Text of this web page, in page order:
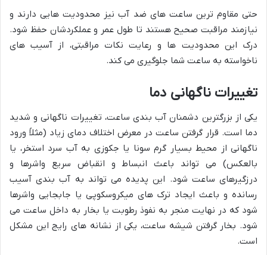
حتی مقاوم ترین ساعت های ضد آب نیز محدودیت هایی دارند و
نیازمند مراقبت صحیح هستند تا طول عمر و عملکردشان حفظ شود.
درک این محدودیت ها و رعایت نکات مراقبتی، از آسیب های
ناخواسته به ساعت شما جلوگیری می کند.
تغییرات ناگهانی دما
یکی از بزرگترین دشمنان آب بندی ساعت، تغییرات ناگهانی و شدید
دما است. قرار گرفتن ساعت در معرض اختلاف دمای زیاد (مثلاً ورود
ناگهانی از محیط بسیار گرم سونا یا جکوزی به آب سرد استخر، یا
بالعکس) می تواند باعث انبساط و انقباض سریع واشرها و
درزگیرهای ساعت شود. این پدیده می تواند به آب بندی آسیب
رسانده و باعث ایجاد ترک های میکروسکوپی یا جابجایی واشرها
شود که در نهایت منجر به نفوذ رطوبت یا بخار به داخل ساعت می
شود. بخار گرفتن شیشه ساعت، یکی از نشانه های رایج این مشکل
است.